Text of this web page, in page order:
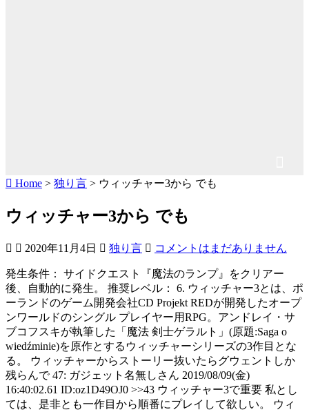
Home > 独り言 > ウィッチャー3から でも
ウィッチャー3から でも
2020年11月4日 独り言 コメントはまだありません
発生条件： サイドクエスト『魔法のランプ』をクリアー
後、自動的に発生。 推奨レベル： 6. ウィッチャー3とは、ポ
ーランドのゲーム開発会社CD Projekt REDが開発したオープ
ンワールドのシングル プレイヤー用RPG。アンドレイ・サ
ブコフスキが執筆した「魔法 剣士ゲラルト」(原題:Saga o
wiedźminie)を原作とするウィッチャーシリーズの3作目とな
る。 ウィッチャーからストーリー抜いたらグウェントしか
残らんで 47: ガジェット名無しさん 2019/08/09(金)
16:40:02.61 ID:oz1D49OJ0 >>43 ウィッチャー3で重要 私とし
ては、是非とも一作目から順番にプレイして欲しい。 ウィ